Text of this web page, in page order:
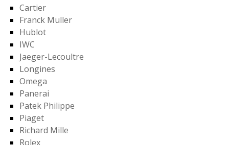
Cartier
Franck Muller
Hublot
IWC
Jaeger-Lecoultre
Longines
Omega
Panerai
Patek Philippe
Piaget
Richard Mille
Rolex